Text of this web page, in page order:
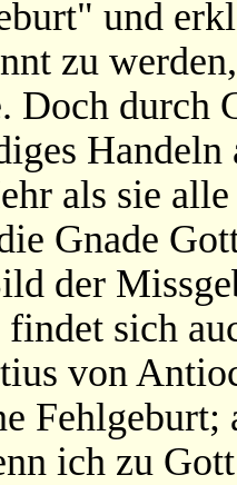
und
zu
Doch durch
als sie
Gnade
der
sich
von
ich zu